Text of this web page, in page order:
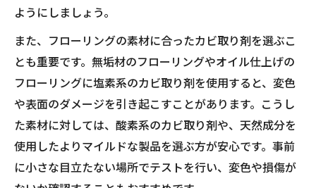
ようにしましょう。
また、フローリングの素材に合ったカビ取り剤を選ぶこ
とも重要です。無垢材のフローリングやオイル仕上げの
フローリングに塩素系のカビ取り剤を使用すると、変色
や表面のダメージを引き起こすことがあります。こうし
た素材に対しては、酸素系のカビ取り剤や、天然成分を
使用したよりマイルドな製品を選ぶ方が安心です。事前
に小さな目立たない場所でテストを行い、変色や損傷が